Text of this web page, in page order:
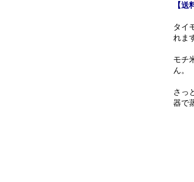
【送
タイ
れま
モチ
ん。
さっ
器で